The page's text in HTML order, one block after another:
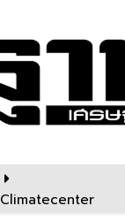
Climatecenter